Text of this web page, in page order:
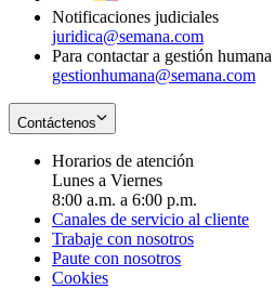
Notificaciones judiciales
juridica@semana.com
Para contactar a gestión humana
gestionhumana@semana.com
Contáctenos
Horarios de atención
Lunes a Viernes
8:00 a.m. a 6:00 p.m.
Canales de servicio al cliente
Trabaje con nosotros
Paute con nosotros
Cookies